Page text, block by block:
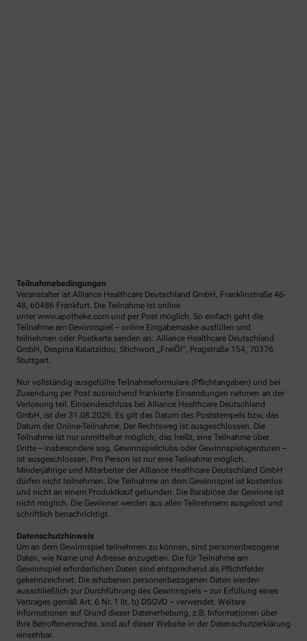
Teilnahmebedingungen
Veranstalter ist Alliance Healthcare Deutschland GmbH, Franklinstraße 46-
48, 60486 Frankfurt. Die Teilnahme ist online
unter www.apotheke.com und per Post möglich. So einfach geht die
Teilnahme am Gewinnspiel – online Eingabemaske ausfüllen und
teilnehmen oder Postkarte senden an: Alliance Healthcare Deutschland
GmbH, Despina Kalaitzidou, Stichwort „FreiÖl“, Pragstraße 154, 70376
Stuttgart.
Nur vollständig ausgefüllte Teilnahmeformulare (Pflichtangaben) und bei
Zusendung per Post ausreichend frankierte Einsendungen nehmen an der
Verlosung teil. Einsendeschluss bei Alliance Healthcare Deutschland
GmbH, ist der 31.08.2026. Es gilt das Datum des Poststempels bzw. das
Datum der Online-Teilnahme. Der Rechtsweg ist ausgeschlossen. Die
Teilnahme ist nur unmittelbar möglich; das heißt, eine Teilnahme über
Dritte – insbesondere sog. Gewinnspielclubs oder Gewinnspielagenturen –
ist ausgeschlossen. Pro Person ist nur eine Teilnahme möglich.
Minderjährige und Mitarbeiter der Alliance Healthcare Deutschland GmbH
dürfen nicht teilnehmen. Die Teilnahme an dem Gewinnspiel ist kostenlos
und nicht an einem Produktkauf gebunden. Die Barablöse der Gewinne ist
nicht möglich. Die Gewinner werden aus allen Teilnehmern ausgelost und
schriftlich benachrichtigt.
Datenschutzhinweis
Um an dem Gewinnspiel teilnehmen zu können, sind personenbezogene
Daten, wie Name und Adresse anzugeben. Die für Teilnahme am
Gewinnspiel erforderlichen Daten sind entsprechend als Pflichtfelder
gekennzeichnet. Die erhobenen personenbezogenen Daten werden
ausschließlich zur Durchführung des Gewinnspiels – zur Erfüllung eines
Vertrages gemäß Art. 6 Nr. 1 lit. b) DSGVO – verwendet. Weitere
Informationen auf Grund dieser Datenerhebung, z.B. Informationen über
Ihre Betroffenenrechte, sind auf dieser Website in der Datenschutzerklärung
einsehbar.